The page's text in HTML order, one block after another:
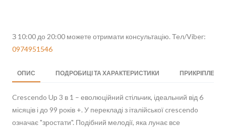
З 10:00 до 20:00 можете отримати консультацію. Тел/Viber:
0974951546
ОПИС ПОДРОБИЦІ ТА ХАРАКТЕРИСТИКИ ПРИКРІПЛЕНІ
Crescendo Up 3 в 1 – еволюційний стільчик, ідеальний від 6
місяців і до 99 років +. У перекладі з італійської crescendo
означає "зростати". Подібний мелодії, яка лунає все